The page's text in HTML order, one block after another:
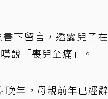
書下留言，透露兒子
說「喪兒至痛」。
年，母親前年已經辭